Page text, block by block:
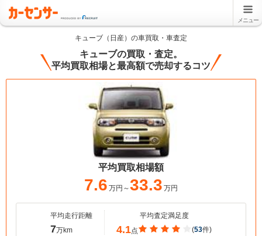
メニュー
キューブ（日産）の車買取・車査定
キューブの買取・査定。
平均買取相場と最高額で売却するコツ
平均買取相場額
7.6 万円～33.3 万円
平均走行距離
7万km
平均査定満足度
4.1点 (53件)